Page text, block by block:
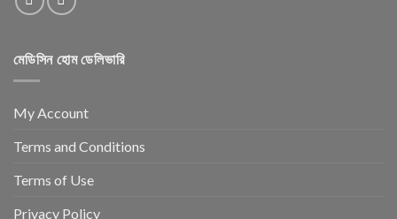
মেডিসিন হোম ডেলিভারি
My Account
Terms and Conditions
Terms of Use
Privacy Policy